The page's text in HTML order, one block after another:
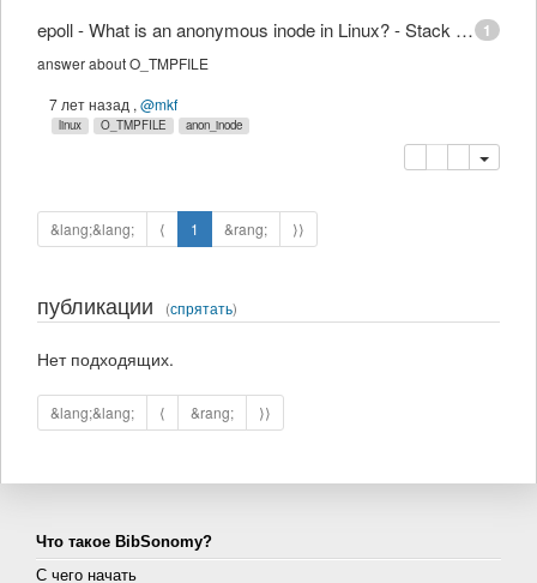
1
epoll - What is an anonymous inode in Linux? - Stack Overflow
answer about O_TMPFILE
7 лет назад ,@mkf
linux O_TMPFILE anon_inode
копировать
удалить
&lang;&lang; ⟨ 1 &rang; ⟩⟩
публикации (спрятать)
Нет подходящих.
&lang;&lang; ⟨ &rang; ⟩⟩
Что такое BibSonomy?
С чего начать